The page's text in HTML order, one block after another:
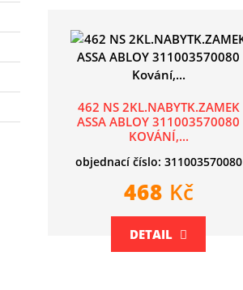
462 NS 2KL.NABYTK.ZAMEK
ASSA ABLOY 311003570080
KOVÁNÍ,...
objednací číslo: 311003570080
468 Kč
DETAIL